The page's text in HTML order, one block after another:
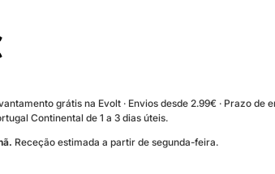
grátis na Evolt · Envios desde 2.99€ · Prazo de
Continental de 1 a 3 dias úteis.
Receção estimada a partir de segunda-feira.